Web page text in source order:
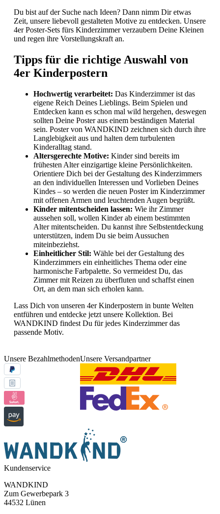
Du bist auf der Suche nach Ideen? Dann nimm Dir etwas
Zeit, unsere liebevoll gestalteten Motive zu entdecken. Unsere
4er Poster-Sets fürs Kinderzimmer verzaubern Deine Kleinen
und regen ihre Vorstellungskraft an.
Tipps für die richtige Auswahl von
4er Kinderpostern
Hochwertig verarbeitet: Das Kinderzimmer ist das
eigene Reich Deines Lieblings. Beim Spielen und
Entdecken kann es schon mal wild hergehen, deswegen
sollten Deine Poster aus einem beständigen Material
sein. Poster von WANDKIND zeichnen sich durch ihre
Langlebigkeit aus und halten dem turbulenten
Kinderalltag stand.
Altersgerechte Motive: Kinder sind bereits im
frühesten Alter einzigartige kleine Persönlichkeiten.
Orientiere Dich bei der Gestaltung des Kinderzimmers
an den individuellen Interessen und Vorlieben Deines
Kindes – so werden die neuen Poster im Kinderzimmer
mit offenen Armen und leuchtenden Augen begrüßt.
Kinder mitentscheiden lassen: Wie ihr Zimmer
aussehen soll, wollen Kinder ab einem bestimmten
Alter mitentscheiden. Du kannst ihre Selbstentdeckung
unterstützen, indem Du sie beim Aussuchen
miteinbeziehst.
Einheitlicher Stil: Wähle bei der Gestaltung des
Kinderzimmers ein einheitliches Thema oder eine
harmonische Farbpalette. So vermeidest Du, das
Zimmer mit Reizen zu überfluten und schaffst einen
Ort, an dem man sich erholen kann.
Lass Dich von unseren 4er Kinderpostern in bunte Welten
entführen und entdecke jetzt unsere Kollektion. Bei
WANDKIND findest Du für jedes Kinderzimmer das
passende Motiv.
Unsere BezahlmethodenUnsere Versandpartner
Kundenservice
WANDKIND
Zum Gewerbepark 3
44532 Lünen